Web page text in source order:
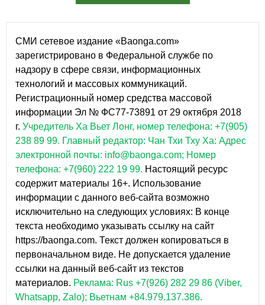
СМИ сетевое издание «Baonga.com»
зарегистрировано в Федеральной службе по
надзору в сфере связи, информационных
технологий и массовых коммуникаций.
Регистрационный номер средства массовой
информации Эл № ФС77-73891 от 29 октября 2018
г. Учредитель Ха Вьет Лонг, номер телефона: +7(905)
238 89 99. Главный редактор: Чан Тхи Тху Ха: Адрес
электронной почты: info@baonga.com; Номер
телефона: +7(960) 222 19 99. Настоящий ресурс
содержит материалы 16+. Использование
информации с данного веб-сайта возможно
исключительно на следующих условиях: В конце
текста необходимо указывать ссылку на сайт
https://baonga.com. Текст должен копироваться в
первоначальном виде. Не допускается удаление
ссылки на данный веб-сайт из текстов
материалов. Реклама: Rus +7(926) 282 29 86 (Viber,
Whatsapp, Zalo); Вьетнам +84.979.137.386.